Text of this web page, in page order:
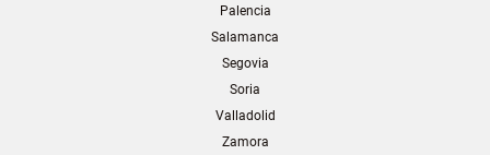
Palencia
Salamanca
Segovia
Soria
Valladolid
Zamora